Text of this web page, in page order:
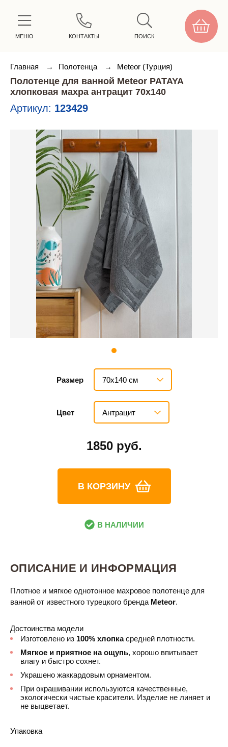
МЕНЮ КОНТАКТЫ ПОИСК
Главная → Полотенца → Meteor (Турция)
Полотенце для ванной Meteor PATAYA
хлопковая махра антрацит 70х140
Артикул: 123429
Размер 70х140 см
Цвет Антрацит
1850 руб.
В КОРЗИНУ
В НАЛИЧИИ
ОПИСАНИЕ И ИНФОРМАЦИЯ
Плотное и мягкое однотонное махровое полотенце для
ванной от известного турецкого бренда Meteor.
Достоинства модели
Изготовлено из 100% хлопкасредней плотности.
Мягкое и приятное на ощупь, хорошо впитывает
влагу и быстро сохнет.
Украшено жаккардовым орнаментом.
При окрашивании используются качественные,
экологически чистые красители. Изделие не линяет и
не выцветает.
Упаковка